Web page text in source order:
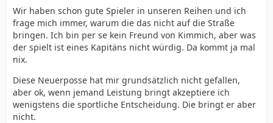
Wir haben schon gute Spieler in unseren Reihen und ich
frage mich immer, warum die das nicht auf die Straße
bringen. Ich bin per se kein Freund von Kimmich, aber was
der spielt ist eines Kapitäns nicht würdig. Da kommt ja mal
nix.
Diese Neuerposse hat mir grundsätzlich nicht gefallen,
aber ok, wenn jemand Leistung bringt akzeptiere ich
wenigstens die sportliche Entscheidung. Die bringt er aber
nicht.